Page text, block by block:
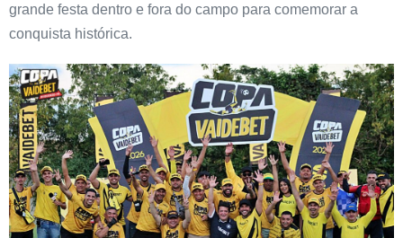
grande festa dentro e fora do campo para comemorar a
conquista histórica.